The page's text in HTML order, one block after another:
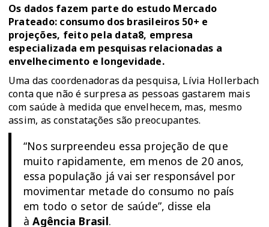
Os dados fazem parte do estudo Mercado
Prateado: consumo dos brasileiros 50+ e
projeções, feito pela data8, empresa
especializada em pesquisas relacionadas a
envelhecimento e longevidade.
Uma das coordenadoras da pesquisa, Lívia Hollerbach
conta que não é surpresa as pessoas gastarem mais
com saúde à medida que envelhecem, mas, mesmo
assim, as constatações são preocupantes.
“Nos surpreendeu essa projeção de que
muito rapidamente, em menos de 20 anos,
essa população já vai ser responsável por
movimentar metade do consumo no país
em todo o setor de saúde”, disse ela
àAgência Brasil.